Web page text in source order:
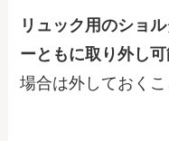
リュック用のショ
ーともに取り外し
場合は外しておくこ